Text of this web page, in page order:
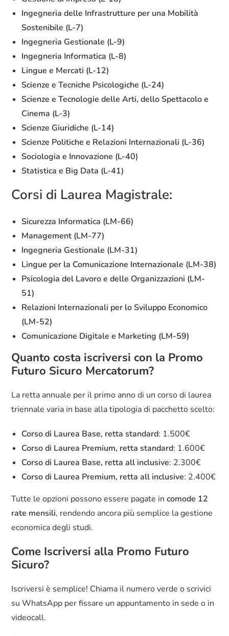
Ingegneria delle Infrastrutture per una Mobilità
Sostenibile (L-7)
Ingegneria Gestionale (L-9)
Ingegneria Informatica (L-8)
Lingue e Mercati (L-12)
Scienze e Tecniche Psicologiche (L-24)
Scienze e Tecnologie delle Arti, dello Spettacolo e
Cinema (L-3)
Scienze Giuridiche (L-14)
Scienze Politiche e Relazioni Internazionali (L-36)
Sociologia e Innovazione (L-40)
Statistica e Big Data (L-41)
Corsi di Laurea Magistrale:
Sicurezza Informatica (LM-66)
Management (LM-77)
Ingegneria Gestionale (LM-31)
Lingue per la Comunicazione Internazionale (LM-38)
Psicologia del Lavoro e delle Organizzazioni (LM-
51)
Relazioni Internazionali per lo Sviluppo Economico
(LM-52)
Comunicazione Digitale e Marketing (LM-59)
Quanto costa iscriversi con la Promo
Futuro Sicuro Mercatorum?
La retta annuale per il primo anno di un corso di laurea
triennale varia in base alla tipologia di pacchetto scelto:
Corso di Laurea Base, retta standard: 1.500€
Corso di Laurea Premium, retta standard: 1.600€
Corso di Laurea Base, retta all inclusive: 2.300€
Corso di Laurea Premium, retta all inclusive: 2.400€
Tutte le opzioni possono essere pagate incomode 12
rate mensili, rendendo ancora più semplice la gestione
economica degli studi.
Come Iscriversi alla Promo Futuro
Sicuro?
Iscriversi è semplice! Chiama il numero verde o scrivici
su WhatsApp per fissare un appuntamento in sede o in
videocall.